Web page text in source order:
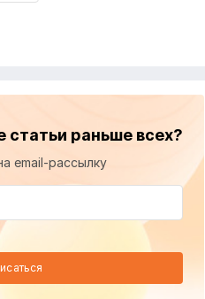
статьи раньше всех?
email-рассылку